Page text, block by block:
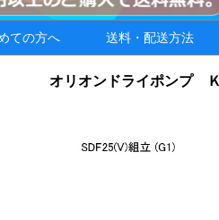
ての方へ 送料・配送方法
オリオンドライポンプ